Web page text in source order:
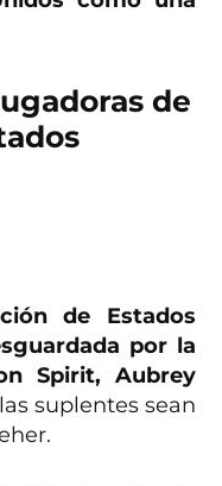
de
de Estados
por la
Spirit, Aubrey
suplentes sean